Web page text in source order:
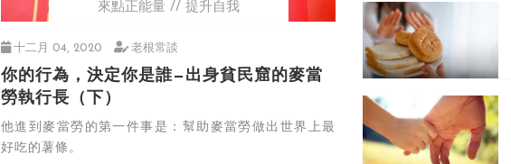
來點正能量 提升自我
十二月 04, 2020 老根常談
你的行為，決定你是誰—出身貧民窟的麥當
勞執行長（下）
他進到麥當勞的第一件事是：幫助麥當勞做出世界上最
好吃的薯條。